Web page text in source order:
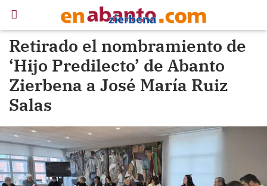
Retirado el nombramiento de
‘Hijo Predilecto’ de Abanto
Zierbena a José María Ruiz
Salas